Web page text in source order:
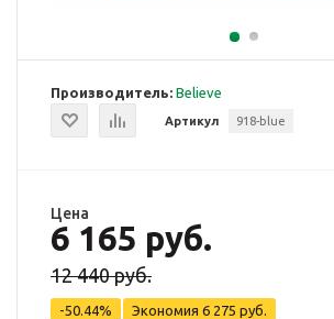
Производитель: Believe
Артикул 918-blue
Цена
6 165 руб.
12 440 руб.
-50.44% Экономия 6 275 руб.